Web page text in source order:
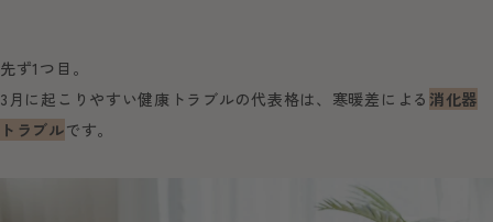
先ず1つ目。
3月に起こりやすい健康トラブルの代表格は、寒暖差による 消化器
トラブルです。